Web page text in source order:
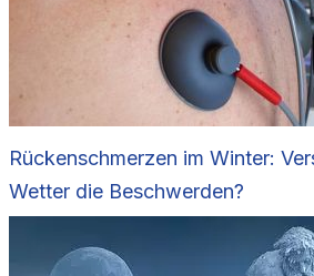
Rückenschmerzen im Winter:
Wetter die Beschwerden?